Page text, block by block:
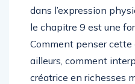
dans l’expression
le chapitre 9 est une
Comment penser
ailleurs, comment
créatrice en richesses